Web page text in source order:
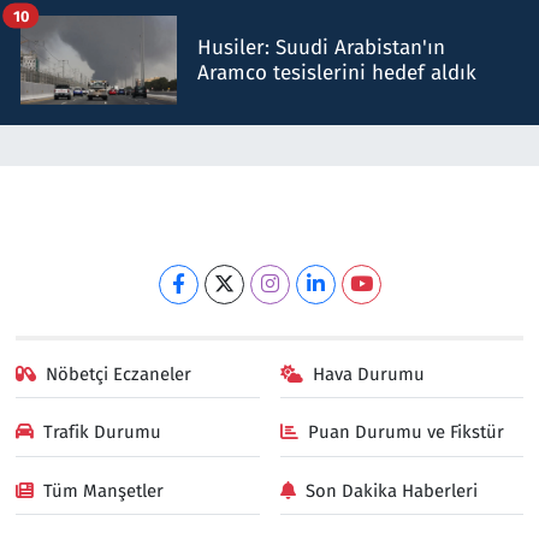
Husiler: Suudi Arabistan'ın
Aramco tesislerini hedef aldık
10
Nöbetçi Eczaneler Hava Durumu
Trafik Durumu Puan Durumu ve Fikstür
Tüm Manşetler Son Dakika Haberleri